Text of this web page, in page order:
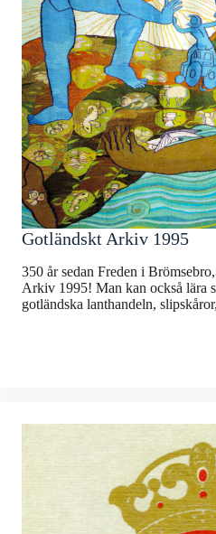
Gotländskt Arkiv 1995
350 år sedan Freden i
Arkiv 1995! Man kan också lära
gotländska lanthandeln,